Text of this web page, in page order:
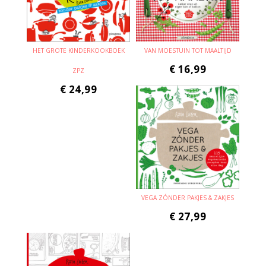
HET GROTE KINDERKOOKBOEK
ZPZ
€ 24,99
VAN MOESTUIN TOT MAALTIJD
€ 16,99
VEGA ZÓNDER PAKJES & ZAKJES
€ 27,99